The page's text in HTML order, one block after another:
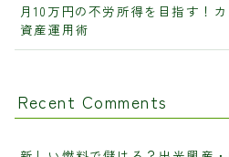
月10万円の不労所得を目指す！
資産運用術
Recent Comments